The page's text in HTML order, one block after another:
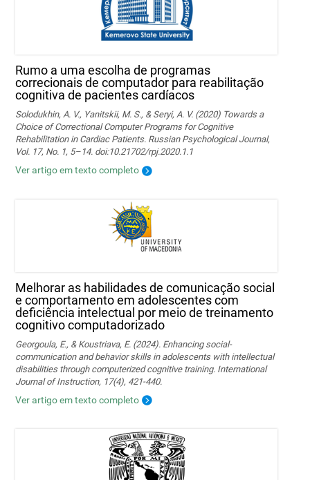
Rumo a uma escolha de programas
correcionais de computador para reabilitação
cognitiva de pacientes cardíacos
Solodukhin, A. V., Yanitskii, M. S., & Seryi, A. V. (2020) Towards a
Choice of Correctional Computer Programs for Cognitive
Rehabilitation in Cardiac Patients. Russian Psychological Journal,
Vol. 17, No. 1, 5–14. doi:10.21702/rpj.2020.1.1
Ver artigo em texto completo
Melhorar as habilidades de comunicação social
e comportamento em adolescentes com
deficiência intelectual por meio de treinamento
cognitivo computadorizado
Georgoula, E., & Koustriava, E. (2024). Enhancing social-
communication and behavior skills in adolescents with intellectual
disabilities through computerized cognitive training. International
Journal of Instruction, 17(4), 421-440.
Ver artigo em texto completo